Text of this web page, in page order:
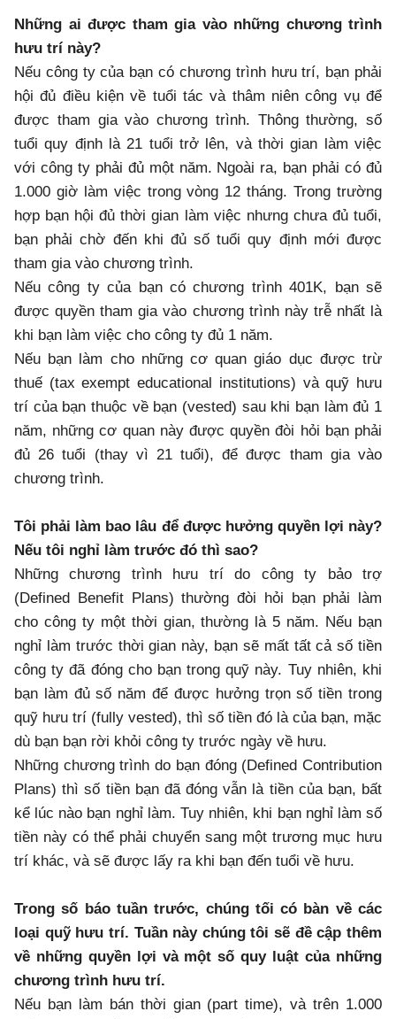
Những ai được tham gia vào những chương trình
hưu trí này?
Nếu công ty của bạn có chương trình hưu trí, bạn phải
hội đủ điều kiện về tuổi tác và thâm niên công vụ để
được tham gia vào chương trình. Thông thường, số
tuổi quy định là 21 tuổi trở lên, và thời gian làm việc
với công ty phải đủ một năm. Ngoài ra, bạn phải có đủ
1.000 giờ làm việc trong vòng 12 tháng. Trong trường
hợp bạn hội đủ thời gian làm việc nhưng chưa đủ tuổi,
bạn phải chờ đến khi đủ số tuổi quy định mới được
tham gia vào chương trình.
Nếu công ty của bạn có chương trình 401K, bạn sẽ
được quyền tham gia vào chương trình này trễ nhất là
khi bạn làm việc cho công ty đủ 1 năm.
Nếu bạn làm cho những cơ quan giáo dục được trừ
thuế (tax exempt educational institutions) và quỹ hưu
trí của bạn thuộc về bạn (vested) sau khi bạn làm đủ 1
năm, những cơ quan này được quyền đòi hỏi bạn phải
đủ 26 tuổi (thay vì 21 tuổi), để được tham gia vào
chương trình.
Tôi phải làm bao lâu để được hưởng quyền lợi này?
Nếu tôi nghỉ làm trước đó thì sao?
Những chương trình hưu trí do công ty bảo trợ
(Defined Benefit Plans) thường đòi hỏi bạn phải làm
cho công ty một thời gian, thường là 5 năm. Nếu bạn
nghỉ làm trước thời gian này, bạn sẽ mất tất cả số tiền
công ty đã đóng cho bạn trong quỹ này. Tuy nhiên, khi
bạn làm đủ số năm để được hưởng trọn số tiền trong
quỹ hưu trí (fully vested), thì số tiền đó là của bạn, mặc
dù bạn bạn rời khỏi công ty trước ngày về hưu.
Những chương trình do bạn đóng (Defined Contribution
Plans) thì số tiền bạn đã đóng vẫn là tiền của bạn, bất
kể lúc nào bạn nghỉ làm. Tuy nhiên, khi bạn nghỉ làm số
tiền này có thể phải chuyển sang một trương mục hưu
trí khác, và sẽ được lấy ra khi bạn đến tuổi về hưu.
Trong số báo tuần trước, chúng tối có bàn về các
loại quỹ hưu trí. Tuần này chúng tôi sẽ đề cập thêm
về những quyền lợi và một số quy luật của những
chương trình hưu trí.
Nếu bạn làm bán thời gian (part time), và trên 1.000